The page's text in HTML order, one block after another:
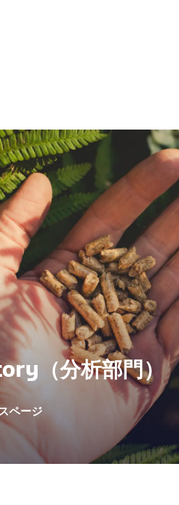
（分析部門）
ページ